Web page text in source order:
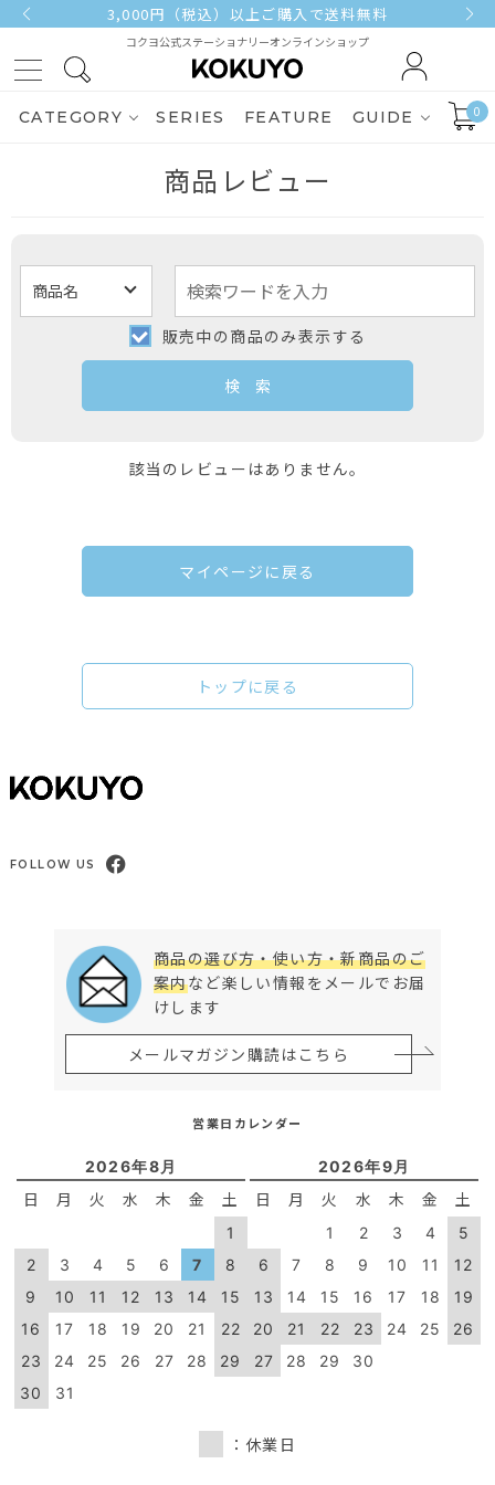
3,000円（税込）以上ご購入で送料無料
コクヨ公式ステーショナリーオンラインショップ
CATEGORY SERIES FEATURE GUIDE 0
商品レビュー
販売中の商品のみ表示する
該当のレビューはありません。
マイページに戻る
トップに戻る
FOLLOW US
商品の選び方・使い方・新商品のご
案内など楽しい情報をメールでお届
けします
メールマガジン購読はこちら
営業日カレンダー
2026年8月
日 月 火 水 木 金 土
1
2
3 4 5 6 7
8
9
10 11 12 13 14
15
16
17 18 19 20 21
22
23
24 25 26 27 28
29
30
31
2026年9月
日 月 火 水 木 金 土
1 2 3 4
5
6
7 8 9 10 11
12
13
14 15 16 17 18
19
20
21 22 23 24 25
26
27
28 29 30
：休業日